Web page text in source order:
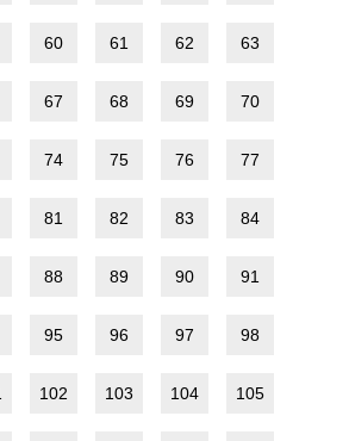
60 61 62 63
67 68 69 70
74 75 76 77
81 82 83 84
88 89 90 91
95 96 97 98
102 103 104 105